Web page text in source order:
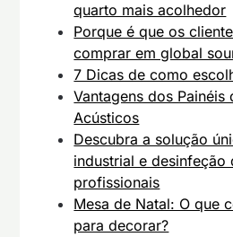
quarto mais acolhedor
Porque é que os
comprar em global
7 Dicas de como
Vantagens dos Painéis
Acústicos
Descubra a solução
industrial e desinfeção
profissionais
Mesa de Natal: O que
para decorar?